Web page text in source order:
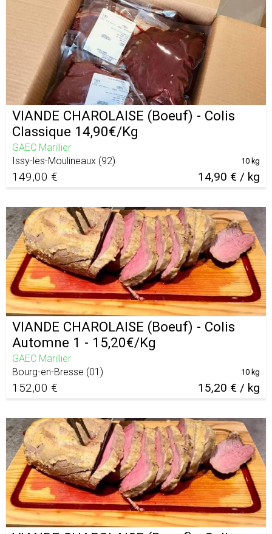
VIANDE CHAROLAISE (Boeuf) - Colis
Classique 14,90€/Kg
GAEC Marillier
Issy-les-Moulineaux (92)
149,00 € 14,90 € / kg
10 kg
VIANDE CHAROLAISE (Boeuf) - Colis
Automne 1 - 15,20€/Kg
GAEC Marillier
Bourg-en-Bresse (01 )
152,00 € 15,20 € / kg
10 kg